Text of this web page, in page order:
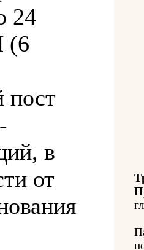
24
(6
пост
в
от